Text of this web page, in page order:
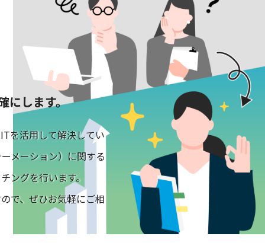
にします。
を活用して解決してい
メーション）に関する
ングを行います。
で、ぜひお気軽にご相